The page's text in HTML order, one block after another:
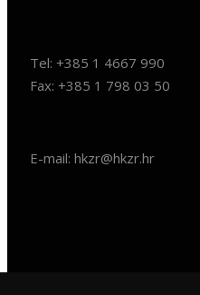
Tel: +385 1 4667 990
Fax: +385 1 798 03 50
E-mail: hkzr@hkzr.hr